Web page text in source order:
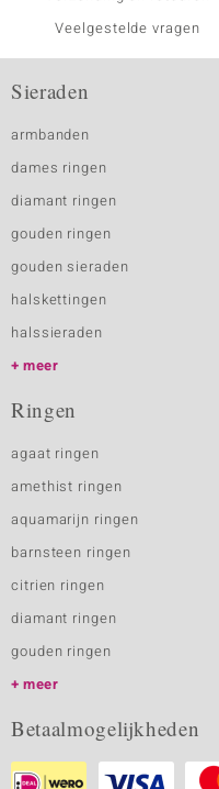
Veelgestelde vragen
Sieraden
armbanden
dames ringen
diamant ringen
gouden ringen
gouden sieraden
halskettingen
halssieraden
meer
Ringen
agaat ringen
amethist ringen
aquamarijn ringen
barnsteen ringen
citrien ringen
diamant ringen
gouden ringen
meer
Betaalmogelijkheden